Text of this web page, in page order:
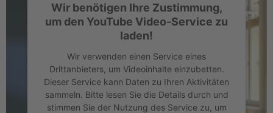
Wir benötigen Ihre Zustimmung,
um den YouTube Video-Service zu
laden!
Wir verwenden einen Service eines
Drittanbieters, um Videoinhalte einzubetten.
Dieser Service kann Daten zu Ihren Aktivitäten
sammeln. Bitte lesen Sie die Details durch und
stimmen Sie der Nutzung des Service zu, um